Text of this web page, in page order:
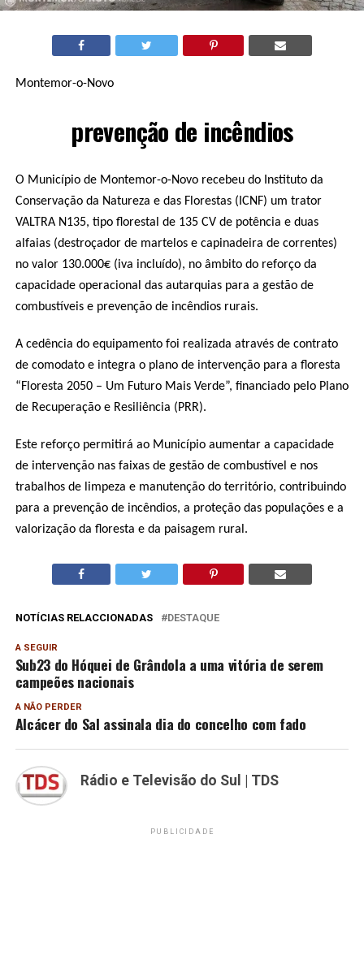
Montemor-o-Novo
prevenção de incêndios
O Município de Montemor-o-Novo recebeu do Instituto da
Conservação da Natureza e das Florestas (ICNF) um trator
VALTRA N135, tipo florestal de 135 CV de potência e duas
alfaias (destroçador de martelos e capinadeira de correntes)
no valor 130.000€ (iva incluído), no âmbito do reforço da
capacidade operacional das autarquias para a gestão de
combustíveis e prevenção de incêndios rurais.
A cedência do equipamento foi realizada através de contrato
de comodato e integra o plano de intervenção para a floresta
“Floresta 2050 – Um Futuro Mais Verde”, financiado pelo Plano
de Recuperação e Resiliência (PRR).
Este reforço permitirá ao Município aumentar a capacidade
de intervenção nas faixas de gestão de combustível e nos
trabalhos de limpeza e manutenção do território, contribuindo
para a prevenção de incêndios, a proteção das populações e a
valorização da floresta e da paisagem rural.
NOTÍCIAS RELACCIONADAS DESTAQUE
A SEGUIR
Sub23 do Hóquei de Grândola a uma vitória de serem
campeões nacionais
A NÃO PERDER
Alcácer do Sal assinala dia do concelho com fado
Rádio e Televisão do Sul | TDS
PUBLICIDADE